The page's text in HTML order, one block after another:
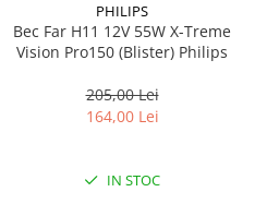
PHILIPS
Bec Far H11 12V 55W X-Treme
Vision Pro150 (Blister) Philips
205,00 Lei
164,00 Lei
IN STOC